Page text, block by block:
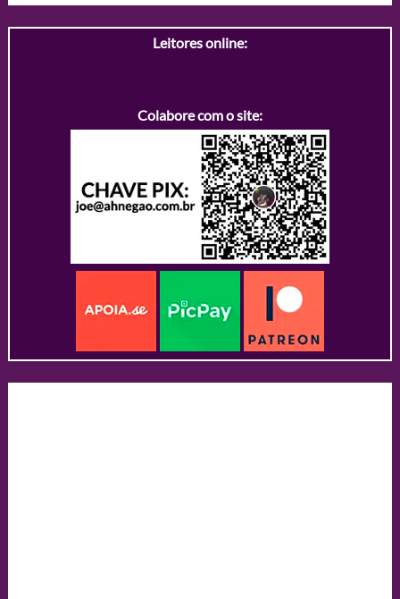
Leitores online:
Colabore com o site: